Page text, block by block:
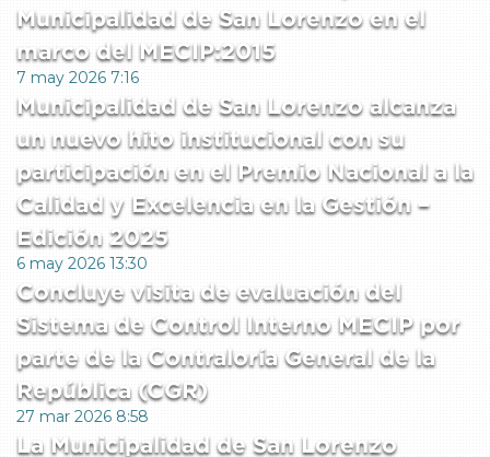
Municipalidad de San Lorenzo en el
marco del MECIP:2015
7 may 2026 7:16
Municipalidad de San Lorenzo alcanza
un nuevo hito institucional con su
participación en el Premio Nacional a la
Calidad y Excelencia en la Gestión –
Edición 2025
6 may 2026 13:30
Concluye visita de evaluación del
Sistema de Control Interno MECIP por
parte de la Contraloría General de la
República (CGR)
27 mar 2026 8:58
La Municipalidad de San Lorenzo